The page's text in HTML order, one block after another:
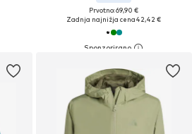
Prvotno: 69,90 €
Zadnja najnižja cena42,42 €